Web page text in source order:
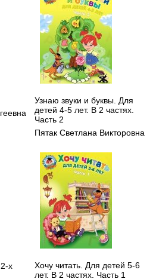
Узнаю звуки и буквы. Для
детей 4-5 лет. В 2 частях.
Часть 2
Пятак Светлана Викторовна
х
Хочу читать. Для детей 5-6
лет. В 2 частях. Часть 1